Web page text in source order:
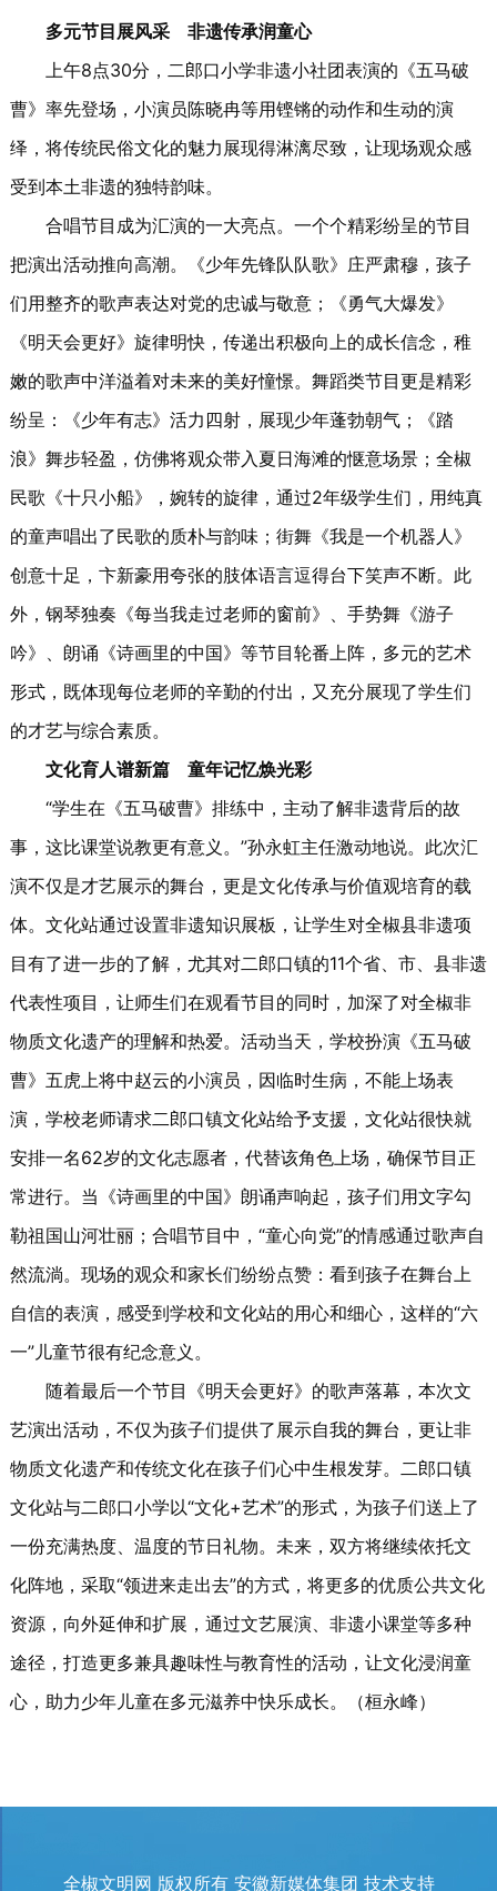
多元节目展风采 非遗传承润童心
上午8点30分，二郎口小学非遗小社团表演的《五马破
曹》率先登场，小演员陈晓冉等用铿锵的动作和生动的演
绎，将传统民俗文化的魅力展现得淋漓尽致，让现场观众感
受到本土非遗的独特韵味。
合唱节目成为汇演的一大亮点。一个个精彩纷呈的节目
把演出活动推向高潮。《少年先锋队队歌》庄严肃穆，孩子
们用整齐的歌声表达对党的忠诚与敬意；《勇气大爆发》
《明天会更好》旋律明快，传递出积极向上的成长信念，稚
嫩的歌声中洋溢着对未来的美好憧憬。舞蹈类节目更是精彩
纷呈：《少年有志》活力四射，展现少年蓬勃朝气；《踏
浪》舞步轻盈，仿佛将观众带入夏日海滩的惬意场景；全椒
民歌《十只小船》，婉转的旋律，通过2年级学生们，用纯真
的童声唱出了民歌的质朴与韵味；街舞《我是一个机器人》
创意十足，卞新豪用夸张的肢体语言逗得台下笑声不断。此
外，钢琴独奏《每当我走过老师的窗前》、手势舞《游子
吟》、朗诵《诗画里的中国》等节目轮番上阵，多元的艺术
形式，既体现每位老师的辛勤的付出，又充分展现了学生们
的才艺与综合素质。
文化育人谱新篇 童年记忆焕光彩
“学生在《五马破曹》排练中，主动了解非遗背后的故
事，这比课堂说教更有意义。”孙永虹主任激动地说。此次汇
演不仅是才艺展示的舞台，更是文化传承与价值观培育的载
体。文化站通过设置非遗知识展板，让学生对全椒县非遗项
目有了进一步的了解，尤其对二郎口镇的11个省、市、县非遗
代表性项目，让师生们在观看节目的同时，加深了对全椒非
物质文化遗产的理解和热爱。活动当天，学校扮演《五马破
曹》五虎上将中赵云的小演员，因临时生病，不能上场表
演，学校老师请求二郎口镇文化站给予支援，文化站很快就
安排一名62岁的文化志愿者，代替该角色上场，确保节目正
常进行。当《诗画里的中国》朗诵声响起，孩子们用文字勾
勒祖国山河壮丽；合唱节目中，“童心向党”的情感通过歌声自
然流淌。现场的观众和家长们纷纷点赞：看到孩子在舞台上
自信的表演，感受到学校和文化站的用心和细心，这样的“六
一”儿童节很有纪念意义。
随着最后一个节目《明天会更好》的歌声落幕，本次文
艺演出活动，不仅为孩子们提供了展示自我的舞台，更让非
物质文化遗产和传统文化在孩子们心中生根发芽。二郎口镇
文化站与二郎口小学以“文化+艺术”的形式，为孩子们送上了
一份充满热度、温度的节日礼物。未来，双方将继续依托文
化阵地，采取“领进来走出去”的方式，将更多的优质公共文化
资源，向外延伸和扩展，通过文艺展演、非遗小课堂等多种
途径，打造更多兼具趣味性与教育性的活动，让文化浸润童
心，助力少年儿童在多元滋养中快乐成长。（桓永峰）
全椒文明网 版权所有 安徽新媒体集团 技术支持